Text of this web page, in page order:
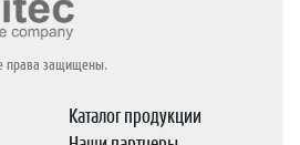
права защищены.
Каталог продукции